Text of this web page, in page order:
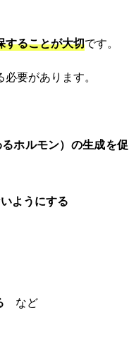
することが大切です。
要があります。
ホルモン）の生成を促
ようにする
など